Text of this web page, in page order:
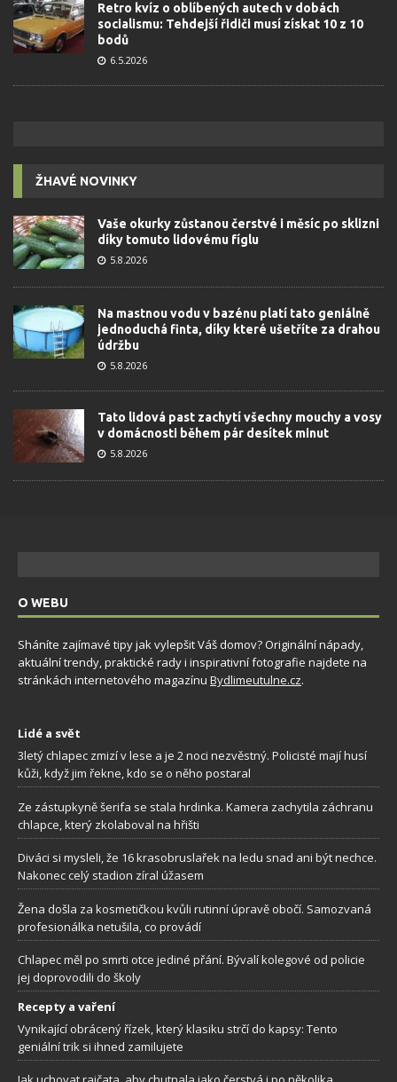
Retro kvíz o oblíbených autech v dobách
socialismu: Tehdejší řidiči musí získat 10 z 10
bodů
6.5.2026
ŽHAVÉ NOVINKY
Vaše okurky zůstanou čerstvé i měsíc po sklizni
díky tomuto lidovému fíglu
5.8.2026
Na mastnou vodu v bazénu platí tato geniálně
jednoduchá finta, díky které ušetříte za drahou
údržbu
5.8.2026
Tato lidová past zachytí všechny mouchy a vosy
v domácnosti během pár desítek minut
5.8.2026
O WEBU
Sháníte zajímavé tipy jak vylepšit Váš domov? Originální nápady,
aktuální trendy, praktické rady i inspirativní fotografie najdete na
stránkách internetového magazínu Bydlimeutulne.cz.
Lidé a svět
3letý chlapec zmizí v lese a je 2 noci nezvěstný. Policisté mají husí
kůži, když jim řekne, kdo se o něho postaral
Ze zástupkyně šerifa se stala hrdinka. Kamera zachytila záchranu
chlapce, který zkolaboval na hřišti
Diváci si mysleli, že 16 krasobruslařek na ledu snad ani být nechce.
Nakonec celý stadion zíral úžasem
Žena došla za kosmetičkou kvůli rutinní úpravě obočí. Samozvaná
profesionálka netušila, co provádí
Chlapec měl po smrti otce jediné přání. Bývalí kolegové od policie
jej doprovodili do školy
Recepty a vaření
Vynikající obrácený řízek, který klasiku strčí do kapsy: Tento
geniální trik si ihned zamilujete